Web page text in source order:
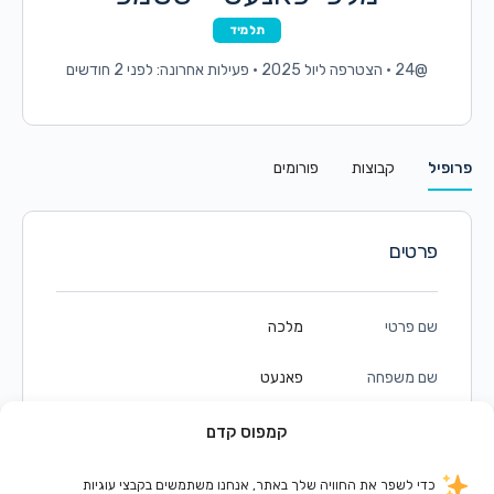
קמפוס קדם
כדי לשפר את החוויה שלך באתר, אנחנו משתמשים בקבצי עוגיות
תלמיד
@24
• הצטרפה ליול 2025 • פעילות אחרונה: לפני 2 חודשים
פרופיל קבוצות פורומים
פרטים
שם פרטי מלכה
שם משפחה פאנעט
24